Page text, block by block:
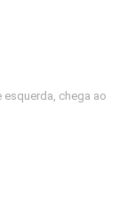
esquerda, chega ao